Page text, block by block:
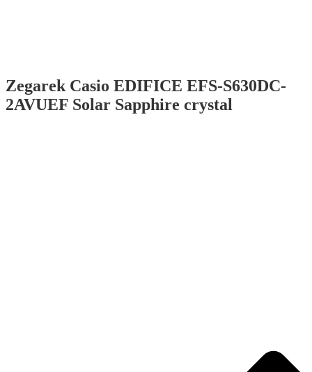
Zegarek Casio EDIFICE EFS-S630DC-
2AVUEF Solar Sapphire crystal